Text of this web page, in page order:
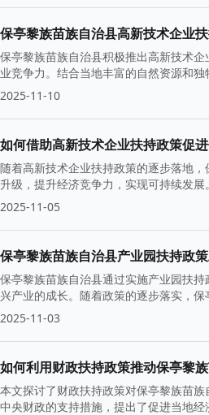
保亭黎族苗族自治县高新技术企业
保亭黎族苗族自治县积极推出高新技术
业竞争力。结合当地丰富的自然资源和
展。
2025-11-10
如何借助高新技术企业扶持政策促
随着高新技术企业扶持政策的逐步落地
升级，提升经济竞争力，实现可持续发
2025-11-05
保亭黎族苗族自治县产业园扶持政
保亭黎族苗族自治县通过实施产业园扶
兴产业的成长。随着政策的逐步落实，
2025-11-03
如何利用财政扶持政策推动保亭黎
本文探讨了财政扶持政策对保亭黎族苗
中央财政的支持措施，提出了促进当地